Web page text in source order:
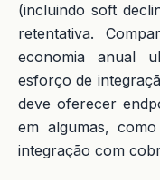
(incluindo soft
retentativa.
economia anual
esforço de
deve oferecer
em algumas,
integração com